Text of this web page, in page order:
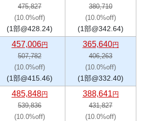
475,827
(10.0%off)
(1部@428.24)
380,710
(10.0%off)
(1部@342.64)
457,006円
507,782
(10.0%off)
(1部@415.46)
365,640円
406,263
(10.0%off)
(1部@332.40)
485,848円
539,836
(10.0%off)
388,641円
431,827
(10.0%off)